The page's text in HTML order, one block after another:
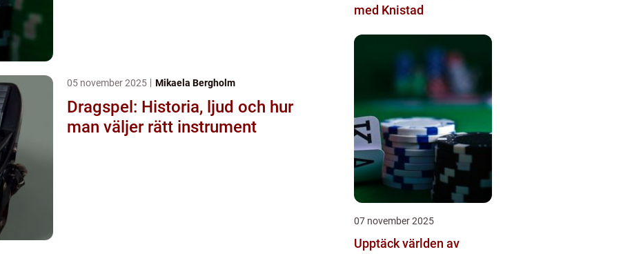
05 november 2025 Mikaela Bergholm
Dragspel: Historia, ljud och hur
man väljer rätt instrument
med Knistad
07 november 2025
Upptäck världen av